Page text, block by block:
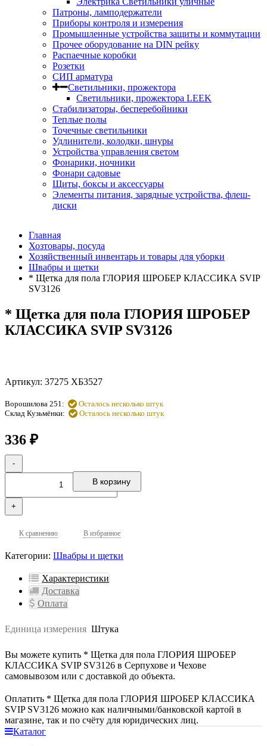
Патроны, ламподержатели
Приборы контроля и измерения
Промышленные устройства защиты и коммутации
Прочее оборудование на DIN рейку
Распаечные коробки
Розетки
СИП арматура
Светильники, прожектора
Светильники, прожектора LEEK
Стабилизаторы, бесперебойники
Теплые полы
Точечные светильники
Удлинители, колодки, шнуры
Устройства управления светом
Фонарики, ночники
Фонари садовые
Щиты, боксы и аксессуары
Элементы питания, зарядные устройства, флеш-
диски
Главная
Хозтовары, посуда
Хозяйственный инвентарь и товары для уборки
Швабры и щетки
* Щетка для пола ГЛОРИЯ ШРОБЕР КЛАССИКА SVIP
SV3126
* Щетка для пола ГЛОРИЯ ШРОБЕР
КЛАССИКА SVIP SV3126
Артикул: 37275 ХБ3527
Ворошилова 251:
Осталось несколько штук
Склад Кузьмёнки:
Осталось несколько штук
336 ₽
-
+
В корзину
К сравнению В избранное
Категории: Швабры и щетки
Характеристики
Доставка
Оплата
Единица измерения Штука
Вы можете купить * Щетка для пола ГЛОРИЯ ШРОБЕР
КЛАССИКА SVIP SV3126 в Серпухове и Чехове
самовывозом или с доставкой до объекта.
Оплатить * Щетка для пола ГЛОРИЯ ШРОБЕР КЛАССИКА
SVIP SV3126 можно как наличными/банковской картой в
магазине, так и по счёту для юридических лиц.
Каталог